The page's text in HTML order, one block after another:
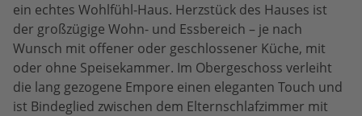
ein echtes Wohlfühl-Haus. Herzstück des Hauses ist
der großzügige Wohn- und Essbereich – je nach
Wunsch mit offener oder geschlossener Küche, mit
oder ohne Speisekammer. Im Obergeschoss verleiht
die lang gezogene Empore einen eleganten Touch und
ist Bindeglied zwischen dem Elternschlafzimmer mit